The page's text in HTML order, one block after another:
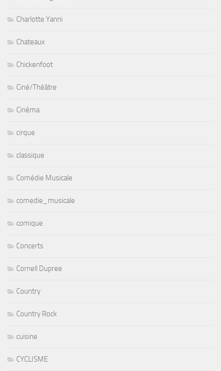
Charlotte Yanni
Chateaux
Chickenfoot
Ciné/Théâtre
Cinéma
cirque
classique
Comédie Musicale
comedie_musicale
comique
Concerts
Cornell Dupree
Country
Country Rock
cuisine
CYCLISME